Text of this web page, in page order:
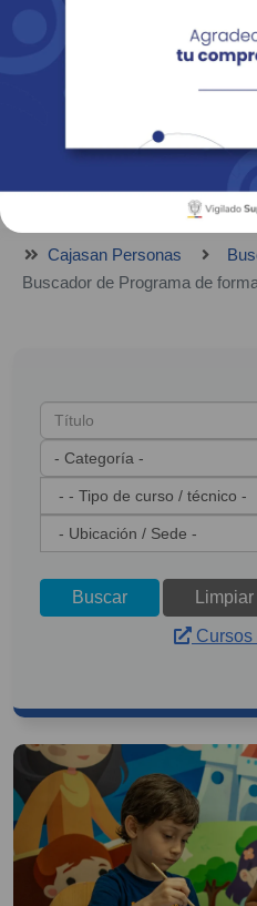
Revista Fácil Vivir
Sedes
Cajasan Personas
Buscar
Cursos